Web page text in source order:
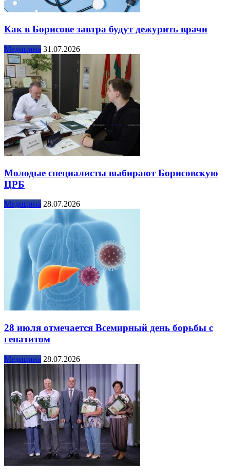
Как в Борисове завтра будут дежурить врачи
Медицина 31.07.2026
Молодые специалисты выбирают Борисовскую
ЦРБ
Медицина 28.07.2026
28 июля отмечается Всемирный день борьбы с
гепатитом
Медицина 28.07.2026